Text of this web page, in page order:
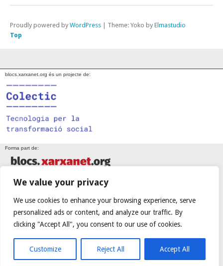
We value your privacy
We use cookies to enhance your browsing experience, serve
personalized ads or content, and analyze our traffic. By
clicking "Accept All", you consent to our use of cookies.
Customize Reject All Accept All
Proudly powered by WordPress Theme: Yoko by Elmastudio
Top
blocs.xarxanet.org és un projecte de:
Forma part de:
Amb el suport de: